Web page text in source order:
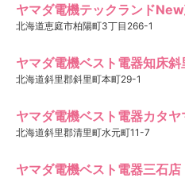
ヤマダ電機テックランド
北海道恵庭市柏陽町3丁目266-1
ヤマダ電機ベスト電器知床斜
北海道斜里郡斜里町本町29-1
ヤマダ電機ベスト電器カタヤ
北海道斜里郡清里町水元町11-7
ヤマダ電機ベスト電器三石店